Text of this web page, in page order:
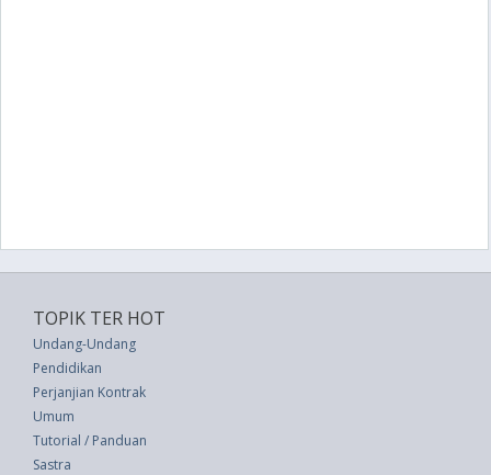
TOPIK TER HOT
Undang-Undang
Pendidikan
Perjanjian Kontrak
Umum
Tutorial / Panduan
Sastra